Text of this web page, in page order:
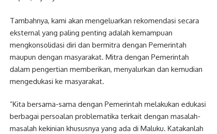
Tambahnya, kami akan mengeluarkan rekomendasi secara
eksternal yang paling penting adalah kemampuan
mengkonsolidasi diri dan bermitra dengan Pemerintah
maupun dengan masyarakat. Mitra dengan Pemerintah
dalam pengertian memberikan, menyalurkan dan kemudian
mengedukasi ke masyarakat.
“Kita bersama-sama dengan Pemerintah melakukan edukasi
berbagai persoalan problematika terkait dengan masalah-
masalah kekinian khususnya yang ada di Maluku. Katakanlah